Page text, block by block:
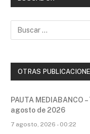
OTRAS
PAUTA MEDIABANCO
agosto de 2026
7 agosto, 2026 - 00:22